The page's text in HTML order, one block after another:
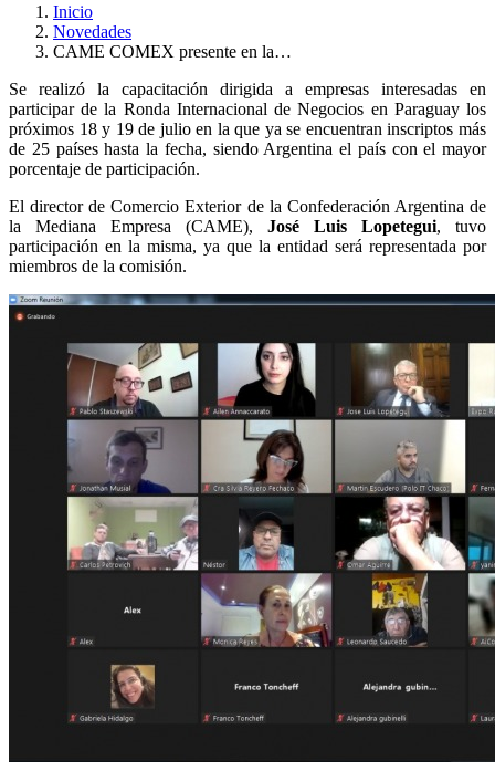
Inicio
Novedades
CAME COMEX presente en la…
Se realizó la capacitación dirigida a empresas interesadas en
participar de la Ronda Internacional de Negocios en Paraguay los
próximos 18 y 19 de julio en la que ya se encuentran inscriptos más
de 25 países hasta la fecha, siendo Argentina el país con el mayor
porcentaje de participación.
El director de Comercio Exterior de la Confederación Argentina de
la Mediana Empresa (CAME), José Luis Lopetegui, tuvo
participación en la misma, ya que la entidad será representada por
miembros de la comisión.